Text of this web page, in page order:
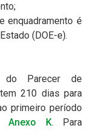
enquadramento é
(DOE-e).
Parecer de
210 dias para
primeiro período
Anexo K. Para